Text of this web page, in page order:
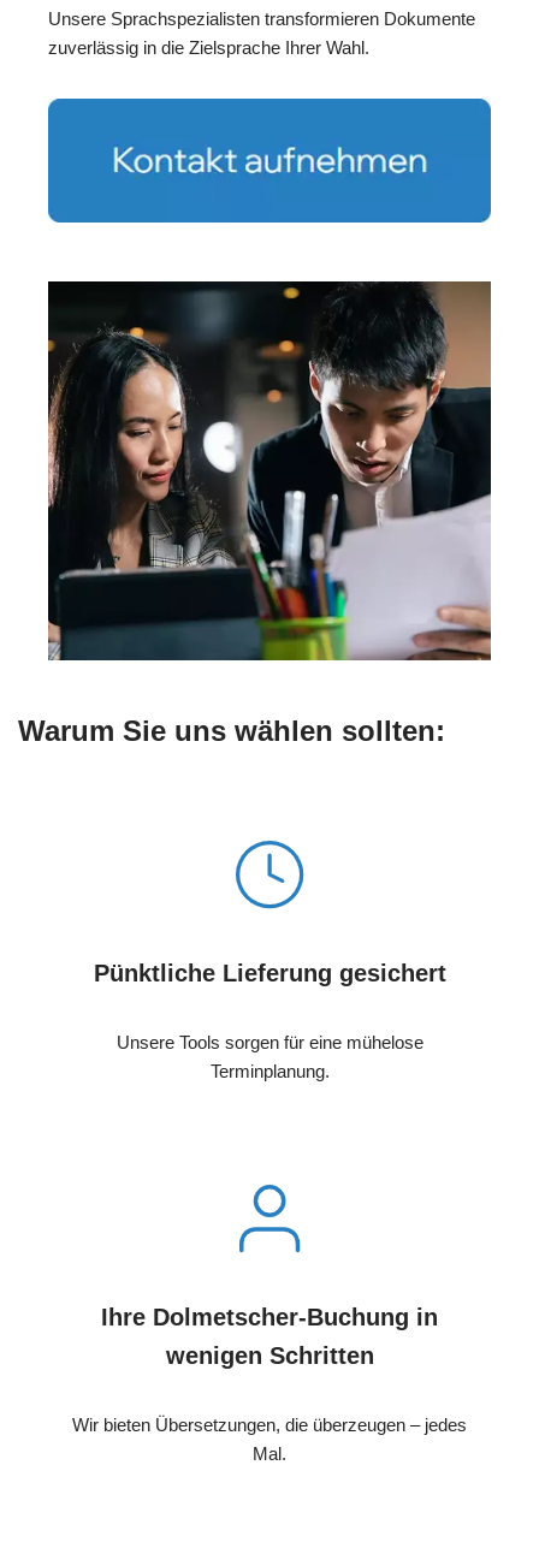
Unsere Sprachspezialisten transformieren Dokumente
zuverlässig in die Zielsprache Ihrer Wahl.
Warum Sie uns wählen sollten:
Pünktliche Lieferung gesichert
Unsere Tools sorgen für eine mühelose
Terminplanung.
Ihre Dolmetscher-Buchung in
wenigen Schritten
Wir bieten Übersetzungen, die überzeugen – jedes
Mal.